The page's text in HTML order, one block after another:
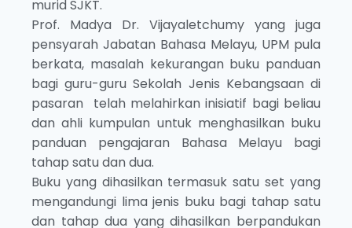
murid SJKT.
Prof. Madya Dr. Vijayaletchumy yang juga
pensyarah Jabatan Bahasa Melayu, UPM pula
berkata, masalah kekurangan buku panduan
bagi guru-guru Sekolah Jenis Kebangsaan di
pasaran telah melahirkan inisiatif bagi beliau
dan ahli kumpulan untuk menghasilkan buku
panduan pengajaran Bahasa Melayu bagi
tahap satu dan dua.
Buku yang dihasilkan termasuk satu set yang
mengandungi lima jenis buku bagi tahap satu
dan tahap dua yang dihasilkan berpandukan